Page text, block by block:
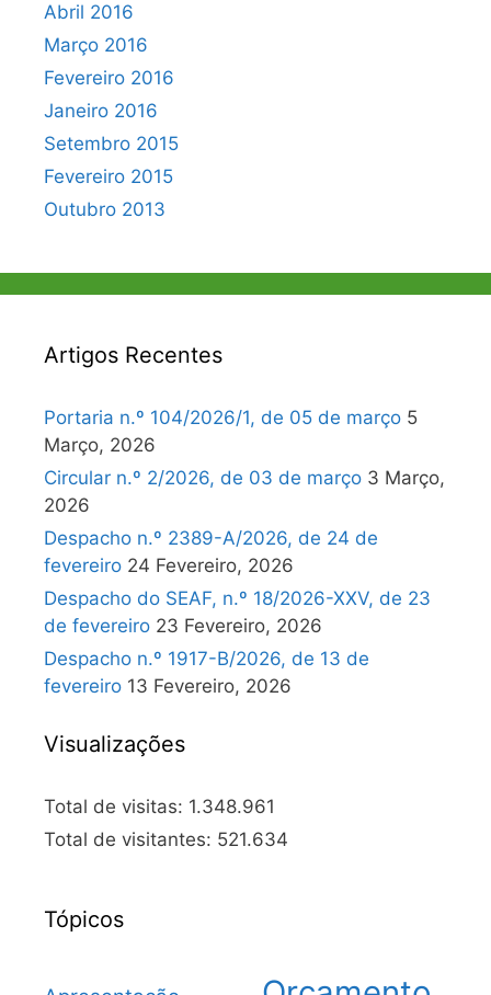
Abril 2016
Março 2016
Fevereiro 2016
Janeiro 2016
Setembro 2015
Fevereiro 2015
Outubro 2013
Artigos Recentes
Portaria n.º 104/2026/1, de 05 de março 5
Março, 2026
Circular n.º 2/2026, de 03 de março 3 Março,
2026
Despacho n.º 2389-A/2026, de 24 de
fevereiro 24 Fevereiro, 2026
Despacho do SEAF, n.º 18/2026-XXV, de 23
de fevereiro 23 Fevereiro, 2026
Despacho n.º 1917-B/2026, de 13 de
fevereiro 13 Fevereiro, 2026
Visualizações
Total de visitas: 1.348.961
Total de visitantes: 521.634
Tópicos